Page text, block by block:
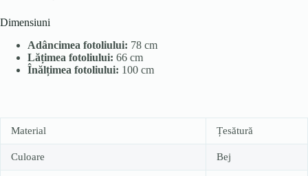
Dimensiuni
Adâncimea fotoliului: 78 cm
Lățimea fotoliului: 66 cm
Înălțimea fotoliului: 100 cm
Material Țesătură
Culoare Bej